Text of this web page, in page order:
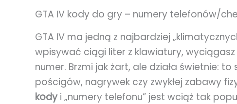
GTA IV kody do gry – numery telefonów/
GTA IV ma jedną z najbardziej
wpisywać ciągi liter z klawiatury,
numer. Brzmi jak żart, ale działa świetnie:
pościgów, nagrywek czy zwykłej zabawy
kodyi „numery telefonu” jest wciąż tak